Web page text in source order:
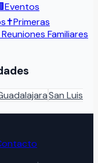
Eventos
✝️Primeras
Reuniones Familiares
San Luis